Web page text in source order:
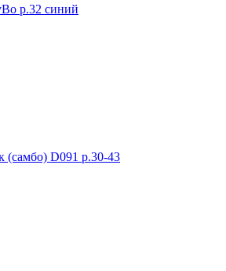
р.32 синий
(самбо) D091 р.30-43